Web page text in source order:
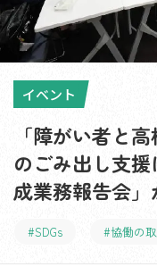
イベント
「障がい者と
のごみ出し支
成業務報告会
#SDGs #協働の